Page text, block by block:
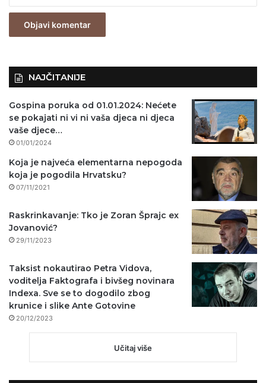
z
NAJČITANIJE
Gospina poruka od 01.01.2024: Nećete
se pokajati ni vi ni vaša djeca ni djeca
vaše djece…
01/01/2024
Koja je najveća elementarna nepogoda
koja je pogodila Hrvatsku?
07/11/2021
Raskrinkavanje: Tko je Zoran Šprajc ex
Jovanović?
29/11/2023
Taksist nokautirao Petra Vidova,
voditelja Faktografa i bivšeg novinara
Indexa. Sve se to dogodilo zbog
krunice i slike Ante Gotovine
20/12/2023
Učitaj više